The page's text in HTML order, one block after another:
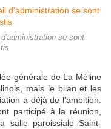
se sont
générale de La Mé­line
mais le bilan et les
a déjà de l'am­bition.
participé à la ré­union,
salle paroissiale Saint-